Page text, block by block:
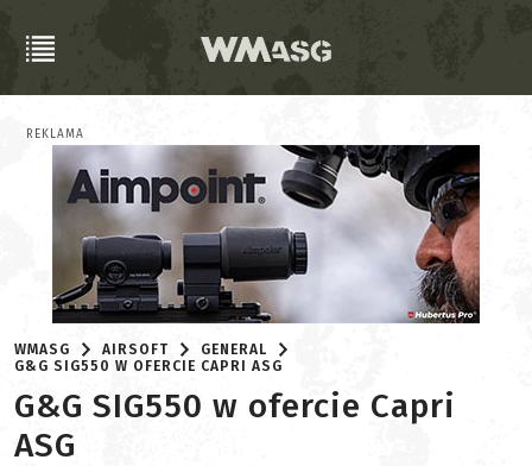
REKLAMA
WMASG AIRSOFT
GENERAL
G&G SIG550 W OFERCIE CAPRI ASG
G&G SIG550 w ofercie Capri
ASG